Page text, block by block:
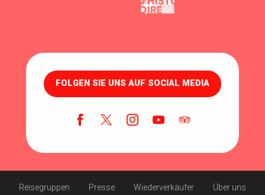
FOLGEN SIE UNS AUF SOCIAL MEDIA
Reisegruppen Presse Wiederverkäufer Über uns